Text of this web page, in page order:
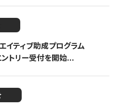
イティブ助成プログラム
ントリー受付を開始...